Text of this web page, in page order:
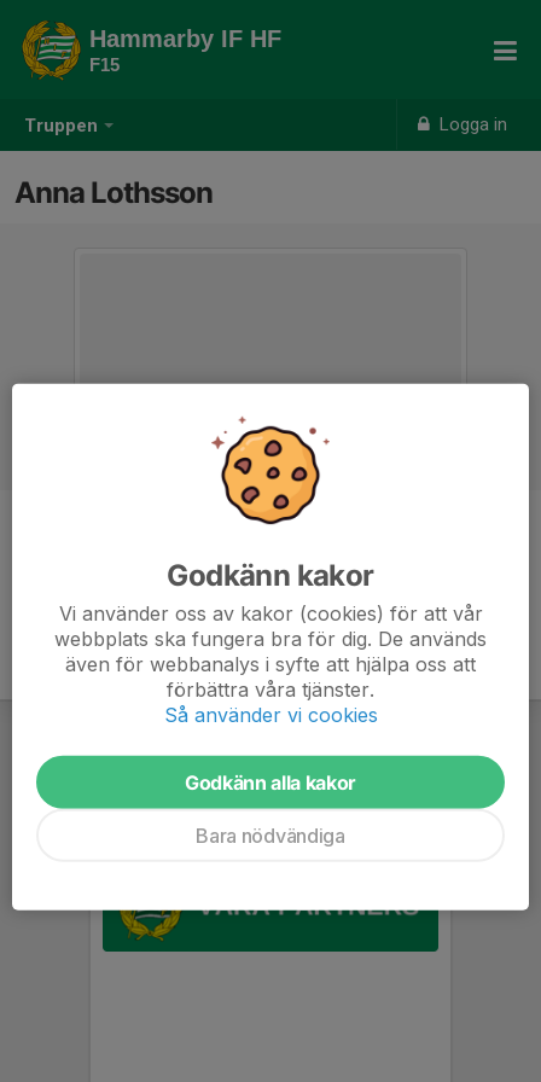
Truppen Logga in
Hammarby IF HF
F15
Anna Lothsson
Godkänn kakor
Vi använder oss av kakor (cookies) för att vår
webbplats ska fungera bra för dig. De används
även för webbanalys i syfte att hjälpa oss att
förbättra våra tjänster.
Så använder vi cookies
Godkänn alla kakor
Bara nödvändiga